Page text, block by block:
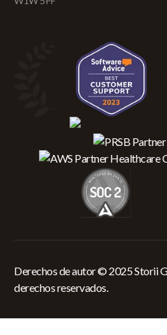
Derechos de autor © 2025 Storii
derechos reservados.